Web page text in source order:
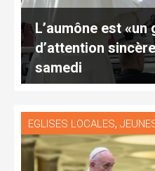
L’aumône est «un
d’attention
samedi
EGLISES LOCALES,